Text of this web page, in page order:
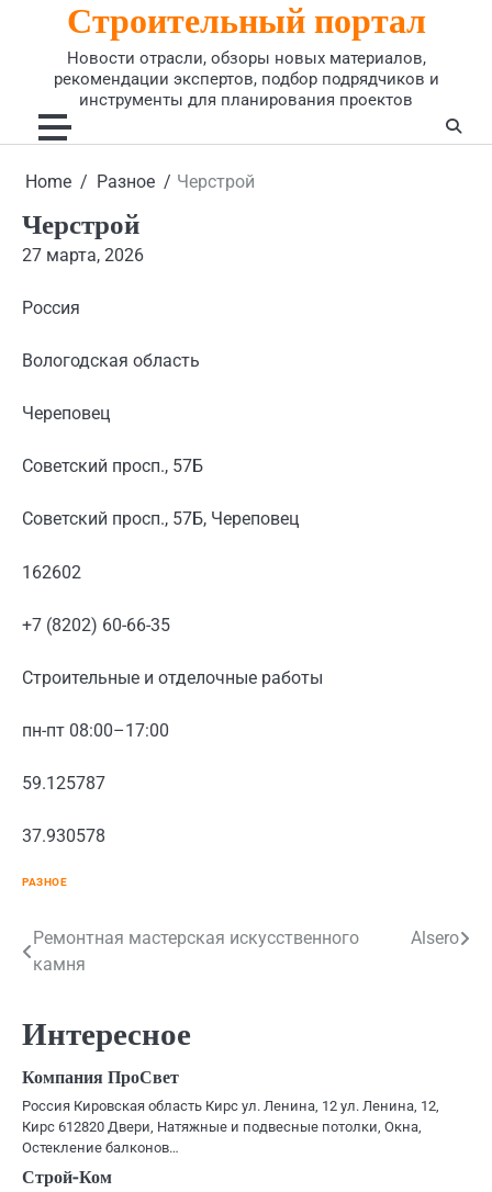
Строительный портал
Новости отрасли, обзоры новых материалов,
рекомендации экспертов, подбор подрядчиков и
инструменты для планирования проектов
Home Разное Черстрой
Черстрой
27 марта, 2026
Россия
Вологодская область
Череповец
Советский просп., 57Б
Советский просп., 57Б, Череповец
162602
+7 (8202) 60-66-35
Строительные и отделочные работы
пн-пт 08:00–17:00
59.125787
37.930578
РАЗНОЕ
Навигация
записям
Ремонтная мастерская искусственного
камня
Alsero
Интересное
Компания ПроСвет
Россия Кировская область Кирс ул. Ленина, 12 ул. Ленина, 12,
Кирс 612820 Двери, Натяжные и подвесные потолки, Окна,
Остекление балконов…
Строй-Ком